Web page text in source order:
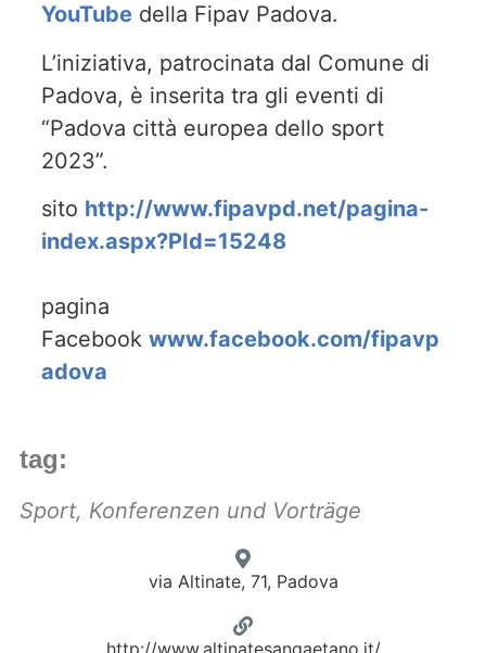
YouTube della Fipav Padova.
L’iniziativa, patrocinata dal Comune di
Padova, è inserita tra gli eventi di
“Padova città europea dello sport
2023”.​
sito http://www.fipavpd.net/pagina-
index.aspx?PId=15248
pagina
Facebook www.facebook.com/fipavp
adova
tag:
Sport, Konferenzen und Vorträge
via Altinate, 71, Padova